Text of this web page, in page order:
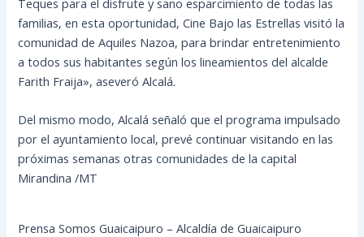
familias, en esta oportunidad, Cine Bajo las Estrellas visitó la
comunidad de Aquiles Nazoa, para brindar entretenimiento
a todos sus habitantes según los lineamientos del alcalde
Farith Fraija», aseveró Alcalá.
Del mismo modo, Alcalá señaló que el programa impulsado
por el ayuntamiento local, prevé continuar visitando en las
próximas semanas otras comunidades de la capital
Mirandina /MT
Prensa Somos Guaicaipuro – Alcaldía de Guaicaipuro